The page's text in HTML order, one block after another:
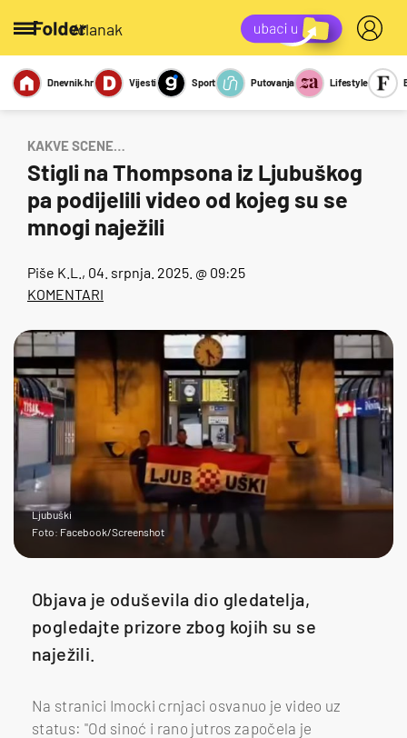
/članak
Miks Kviz
Report
Sexy
Dnevnik.hr Vijesti Sport Putovanja Lifestyle
KAKVE SCENE…
Stigli na Thompsona iz Ljubuškog
pa podijelili video od kojeg su se
mnogi naježili
Piše K.L. , 04. srpnja. 2025. @ 09:25
KOMENTARI
Ljubuški
Foto: Facebook/Screenshot
Objava je oduševila dio gledatelja,
pogledajte prizore zbog kojih su se
naježili.
Na stranici Imocki crnjaci osvanuo je video uz
status: "Od sinoć i rano jutros započela je